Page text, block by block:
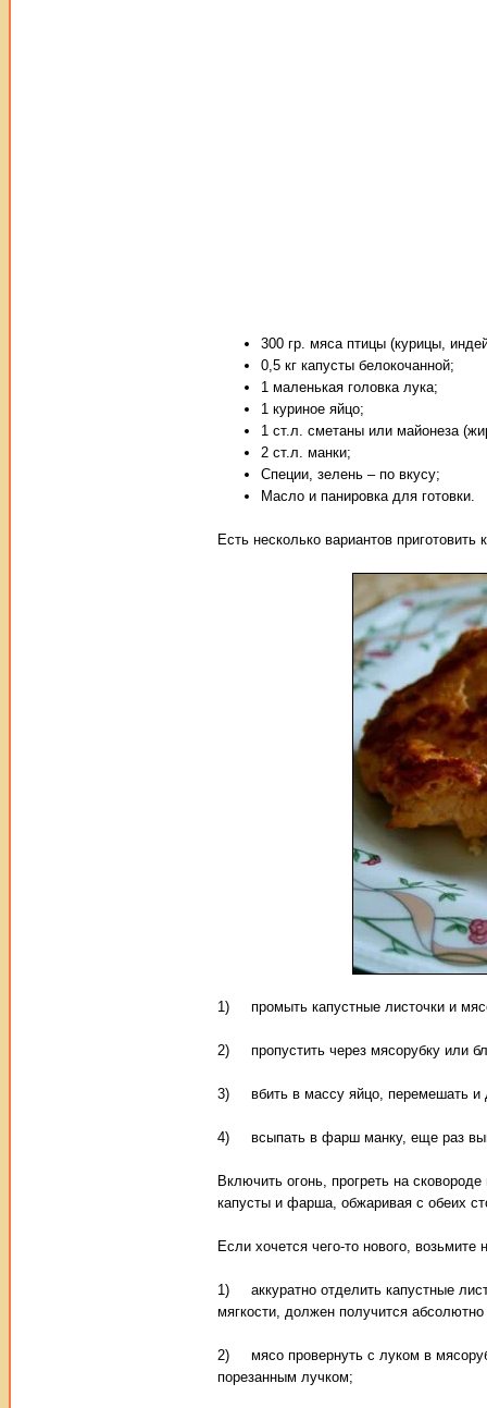
300 гр. мяса птицы (курицы,
0,5 кг капусты белокочанной;
1 маленькая головка лука;
1 куриное яйцо;
1 ст.л. сметаны или майонеза
2 ст.л. манки;
Специи, зелень – по вкусу;
Масло и панировка для готовки.
Есть несколько вариантов
1) промыть капустные листочки и
2) пропустить через мясорубку или
3) вбить в массу яйцо, перемешать и
4) всыпать в фарш манку, еще раз
Включить огонь, прогреть на
капусты и фарша, обжаривая с обеих
Если хочется чего-то нового,
1) аккуратно отделить капустные
мягкости, должен получится
2) мясо провернуть с луком в
порезанным лучком;